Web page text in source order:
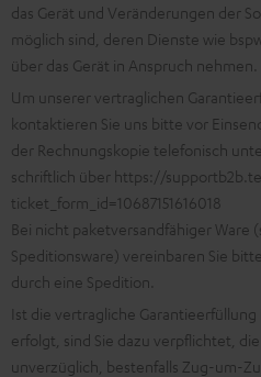
das Gerät und Veränderungen der
möglich sind, deren Dienste wie
über das Gerät in Anspruch nehmen.
Um unserer vertraglichen
kontaktieren Sie uns bitte vor
der Rechnungskopie telefonisch
schriftlich über https://
ticket_form_id=10687151616018
Bei nicht paketversandfähiger Ware
Speditionsware) vereinbaren Sie
durch eine Spedition.
Ist die vertragliche
erfolgt, sind Sie dazu verpflichtet,
unverzüglich, bestenfalls Zug-um-